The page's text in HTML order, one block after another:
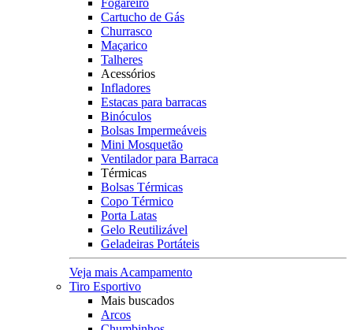
Fogareiro
Cartucho de Gás
Churrasco
Maçarico
Talheres
Acessórios
Infladores
Estacas para barracas
Binóculos
Bolsas Impermeáveis
Mini Mosquetão
Ventilador para Barraca
Térmicas
Bolsas Térmicas
Copo Térmico
Porta Latas
Gelo Reutilizável
Geladeiras Portáteis
Veja mais Acampamento
Tiro Esportivo
Mais buscados
Arcos